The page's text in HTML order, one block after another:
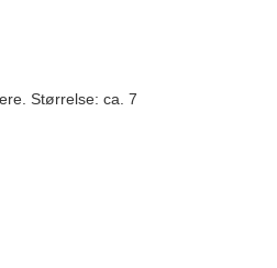
Størrelse: ca. 7